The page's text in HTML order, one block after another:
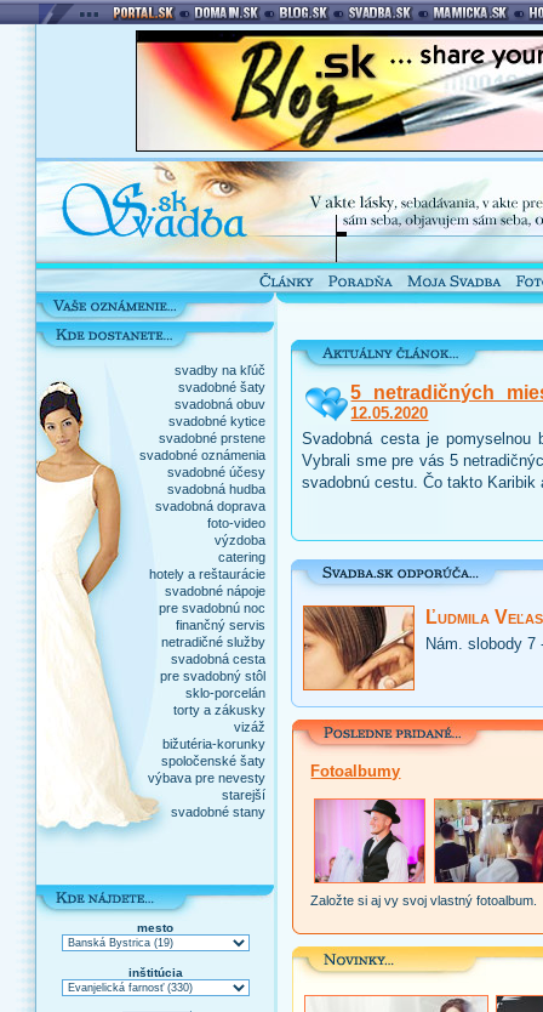
svadby na kľúč
svadobné šaty
svadobná obuv
svadobné kytice
svadobné prstene
svadobné oznámenia
svadobné účesy
svadobná hudba
svadobná doprava
foto-video
výzdoba
catering
hotely a reštaurácie
svadobné nápoje
pre svadobnú noc
finančný servis
netradičné služby
svadobná cesta
pre svadobný stôl
sklo-porcelán
torty a zákusky
vizáž
bižutéria-korunky
spoločenské šaty
výbava pre nevesty
starejší
svadobné stany
mesto
inštitúcia
5 netradičných
12.05.2020
Svadobná cesta je pomyselnou
Vybrali sme pre vás 5
svadobnú cestu. Čo takto Karibik
Ľudmila
Nám. slobody 7
Fotoalbumy
Založte si aj vy svoj vlastný fotoalbum.